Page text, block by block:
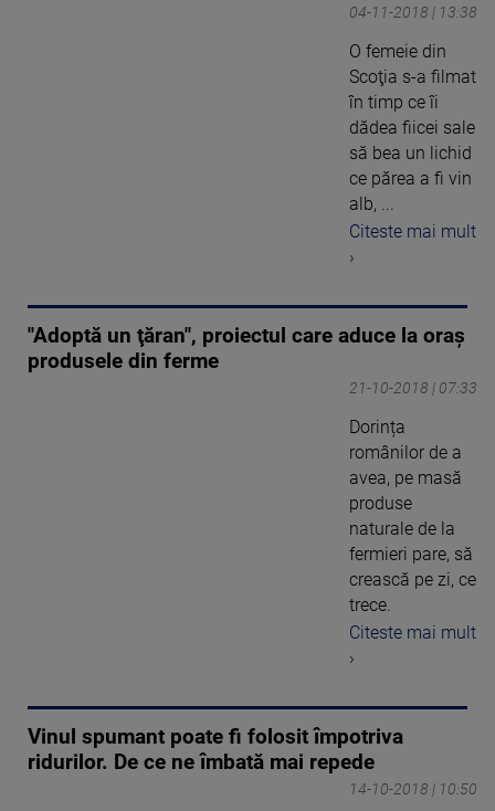
04-11-2018 | 13:38
O femeie din
Scoţia s-a filmat
în timp ce îi
dădea fiicei sale
să bea un lichid
ce părea a fi vin
alb, ...
Citeste mai mult
›
"Adoptă un ţăran", proiectul care aduce la oraş
produsele din ferme
21-10-2018 | 07:33
Dorința
românilor de a
avea, pe masă
produse
naturale de la
fermieri pare, să
crească pe zi, ce
trece.
Citeste mai mult
›
Vinul spumant poate fi folosit împotriva
ridurilor. De ce ne îmbată mai repede
14-10-2018 | 10:50